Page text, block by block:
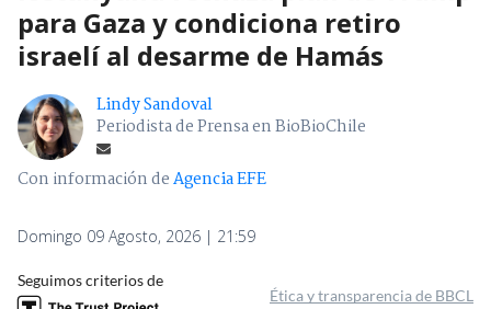
para Gaza y condiciona retiro
israelí al desarme de Hamás
Lindy Sandoval
Periodista de Prensa en BioBioChile
Con información deAgencia EFE
Domingo 09 Agosto, 2026 | 21:59
Seguimos criterios de
Ética y transparencia de BBCL